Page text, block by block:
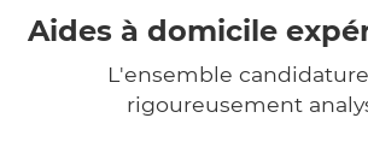
Aides à domicile
L'ensemble
rigoureusement